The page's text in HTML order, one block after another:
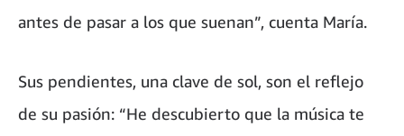
antes de pasar a los que suenan”, cuenta María.
Sus pendientes, una clave de sol, son el reflejo
de su pasión: “He descubierto que la música te